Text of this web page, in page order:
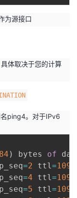
为源接口
体取决于您的计算
ping4。对于IPv6
84 ) bytes of
=2 ttl=109
=4 ttl=109
=5 ttl=109